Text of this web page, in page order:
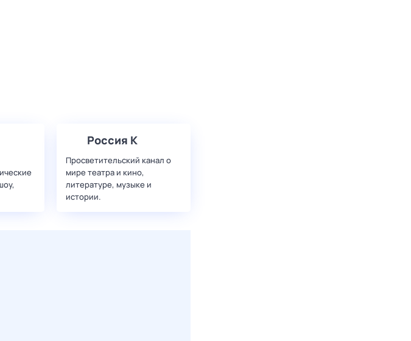
Россия К
Просветительский канал о
мире театра и кино,
литературе, музыке и
истории.